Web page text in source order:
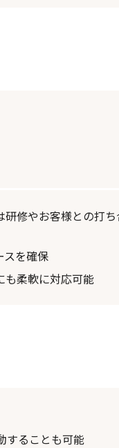
修やお客様との打
スを確保
も柔軟に対応可能
することも可能